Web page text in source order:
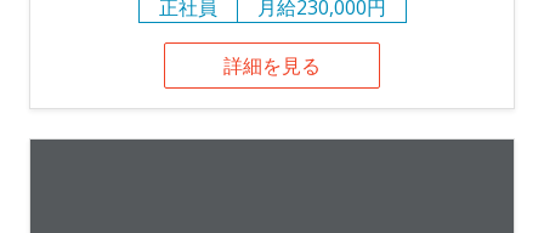
正社員
月給230,000円
詳細を見る